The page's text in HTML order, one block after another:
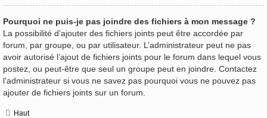
Pourquoi ne puis-je pas joindre des fichiers à mon message ?
La possibilité d’ajouter des fichiers joints peut être accordée par
forum, par groupe, ou par utilisateur. L’administrateur peut ne pas
avoir autorisé l’ajout de fichiers joints pour le forum dans lequel vous
postez, ou peut-être que seul un groupe peut en joindre. Contactez
l’administrateur si vous ne savez pas pourquoi vous ne pouvez pas
ajouter de fichiers joints sur un forum.
Haut